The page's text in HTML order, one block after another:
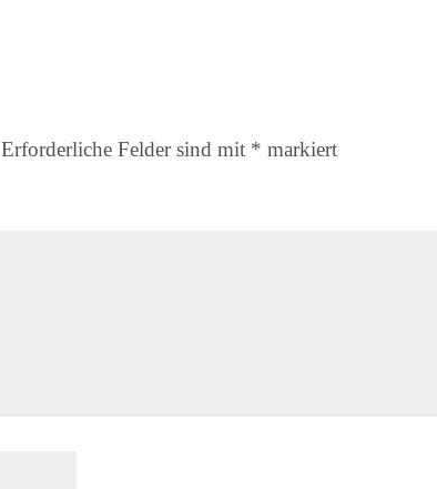
Erforderliche Felder sind mit * markiert